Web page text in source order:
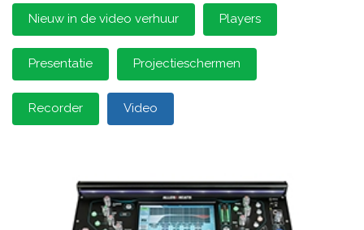
Nieuw in de video verhuur Players
Presentatie Projectieschermen
Recorder Video